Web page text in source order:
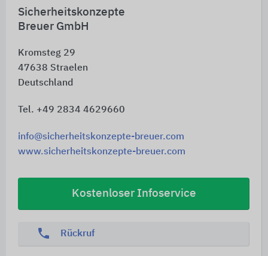
Sicherheitskonzepte
Breuer GmbH
Kromsteg 29
47638 Straelen
Deutschland
Tel. +49 2834 4629660
info@sicherheitskonzepte-breuer.com
www.sicherheitskonzepte-breuer.com
Kostenloser Infoservice
phone Rückruf